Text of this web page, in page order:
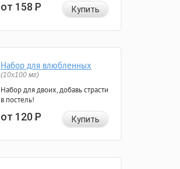
от 158Р Купить
Набор для влюбленных
(10х100 мг)
Набор для двоих, добавь страсти
в постель!
от 120Р Купить